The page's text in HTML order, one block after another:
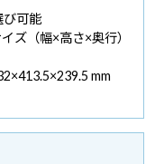
可能
ズ（幅×高さ×奥行）
mm